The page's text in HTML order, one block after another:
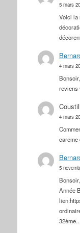
5 mars
Voici la
4 mars
reviens
4 mars
careme
5
Année